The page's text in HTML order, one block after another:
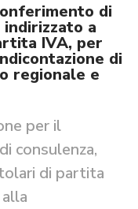
di
indirizzato a
IVA, per
di
regionale e
per il
consulenza,
di partita